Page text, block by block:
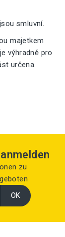
smluvní.
majetkem
výhradně pro
určena.
zu